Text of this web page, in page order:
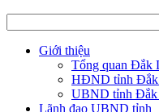
Giới thiệu
Tổng quan Đắk
HĐND tỉnh
UBND tỉnh
Lãnh đạo UBND tỉnh